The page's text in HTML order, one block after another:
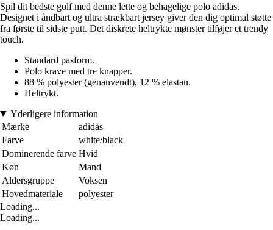
Spil dit bedste golf med denne lette og behagelige polo adidas.
Designet i åndbart og ultra strækbart jersey giver den dig optimal støtte
fra første til sidste putt. Det diskrete heltrykte mønster tilføjer et trendy
touch.
Standard pasform.
Polo krave med tre knapper.
88 % polyester (genanvendt), 12 % elastan.
Heltrykt.
Yderligere information
Mærke
adidas
Farve
white/black
Dominerende farve Hvid
Køn
Mand
Aldersgruppe
Voksen
Hovedmateriale
polyester
Loading...
Loading...